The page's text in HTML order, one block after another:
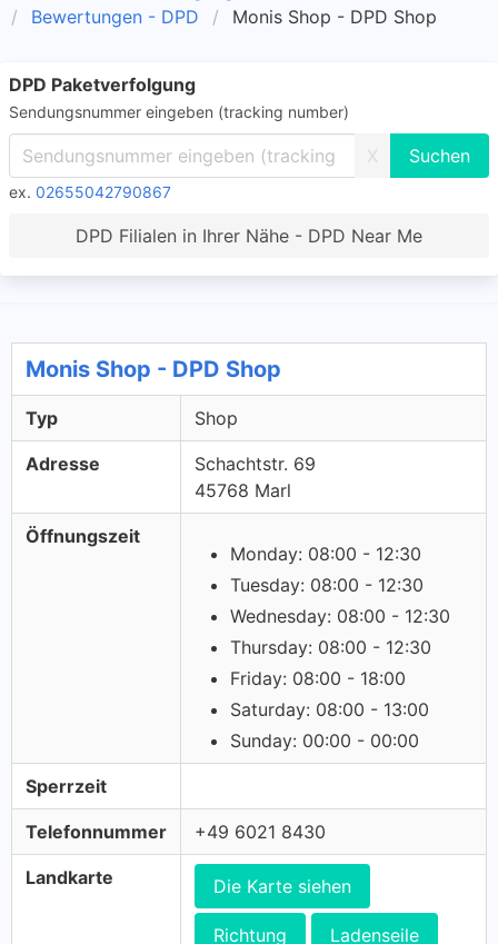
Bewertungen - DPD
Monis Shop - DPD Shop
DPD Paketverfolgung
Sendungsnummer eingeben (tracking number)
X
ex. 02655042790867
DPD Filialen in Ihrer Nähe - DPD Near Me
Monis Shop - DPD Shop
Typ Shop
Adresse
Schachtstr. 69
45768 Marl
Öffnungszeit
Monday: 08:00 - 12:30
Tuesday: 08:00 - 12:30
Wednesday: 08:00 - 12:30
Thursday: 08:00 - 12:30
Friday: 08:00 - 18:00
Saturday: 08:00 - 13:00
Sunday: 00:00 - 00:00
Sperrzeit
Telefonnummer +49 6021 8430
Landkarte Die Karte siehen
Richtung Ladenseile